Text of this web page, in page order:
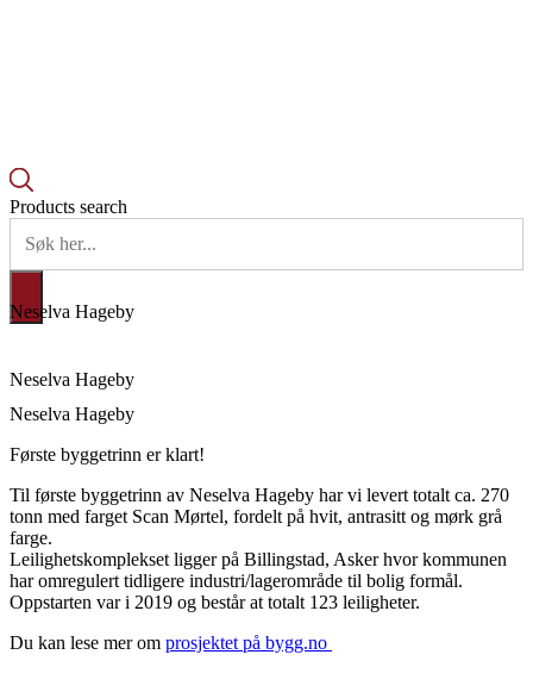
Products search
Neselva Hageby
Neselva Hageby
Neselva Hageby
Første byggetrinn er klart!
Til første byggetrinn av Neselva Hageby har vi levert totalt ca. 270
tonn med farget Scan Mørtel, fordelt på hvit, antrasitt og mørk grå
farge.
Leilighetskomplekset ligger på Billingstad, Asker hvor kommunen
har omregulert tidligere industri/lagerområde til bolig formål.
Oppstarten var i 2019 og består at totalt 123 leiligheter.
Du kan lese mer om prosjektet på bygg.no